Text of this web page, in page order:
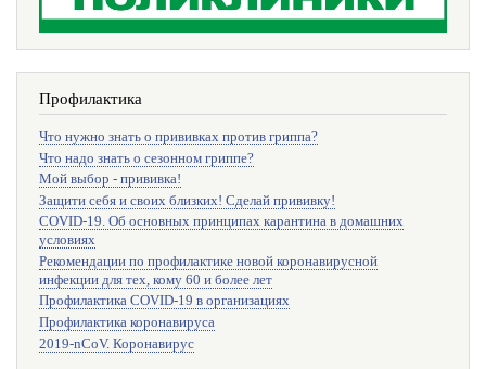
Профилактика
Что нужно знать о прививках против гриппа?
Что надо знать о сезонном гриппе?
Мой выбор - прививка!
Защити себя и своих близких! Сделай прививку!
COVID-19. Об основных принципах карантина в домашних
условиях
Рекомендации по профилактике новой коронавирусной
инфекции для тех, кому 60 и более лет
Профилактика COVID-19 в организациях
Профилактика коронавируса
2019-nCoV. Коронавирус